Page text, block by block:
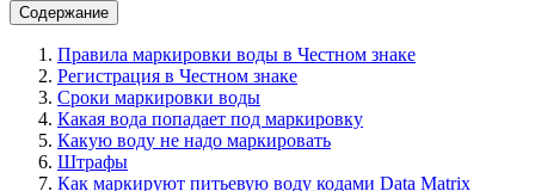
Содержание
Правила маркировки воды в Честном знаке
Регистрация в Честном знаке
Сроки маркировки воды
Какая вода попадает под маркировку
Какую воду не надо маркировать
Штрафы
Как маркируют питьевую воду кодами Data Matrix